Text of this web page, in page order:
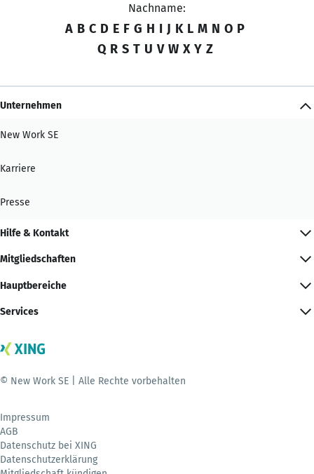
Nachname:
A B C D E F G H I J K L M N O P
Q R S T U V W X Y Z
Unternehmen
New Work SE
Karriere
Presse
Hilfe & Kontakt
Mitgliedschaften
Hauptbereiche
Services
© New Work SE | Alle Rechte vorbehalten
Impressum
AGB
Datenschutz bei XING
Datenschutzerklärung